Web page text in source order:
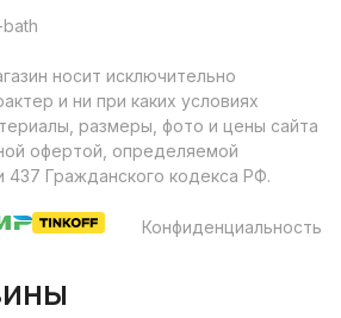
носит исключительно
и ни при каких условиях
размеры, фото и цены сайта
офертой, определяемой
437 Гражданского кодекса РФ.
Конфиденциальность